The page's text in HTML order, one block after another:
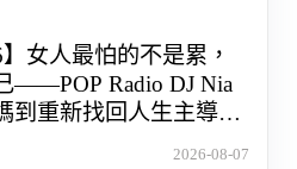
】女人最怕的不是累，
——POP Radio DJ Nia
到重新找回人生主導權
2026-08-07